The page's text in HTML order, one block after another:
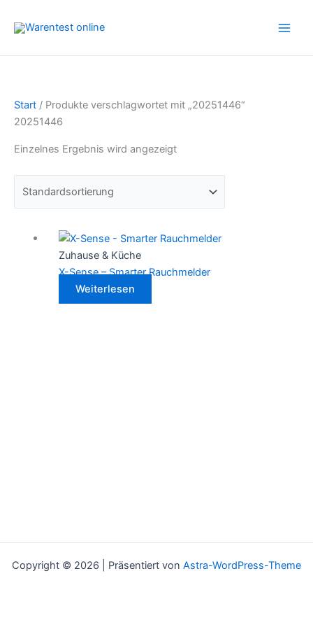
Inhalt
Start / Produkte verschlagwortet mit „20251446“
20251446
Einzelnes Ergebnis wird angezeigt
Zuhause & Küche
X-Sense – Smarter Rauchmelder
Weiterlesen
Copyright © 2026 | Präsentiert von Astra-WordPress-Theme